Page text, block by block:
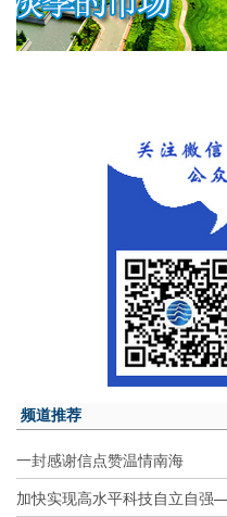
频道推荐
一封感谢信点赞温情南海
加快实现高水平科技自立自